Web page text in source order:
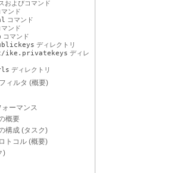
およびコマンド
マンド
コマンド
マンド
コマンド
ディレクトリ
ディレ
ディレクトリ
ィルタ (概要)
ーマンス
概要
構成 (タスク)
トコル (概要)
)